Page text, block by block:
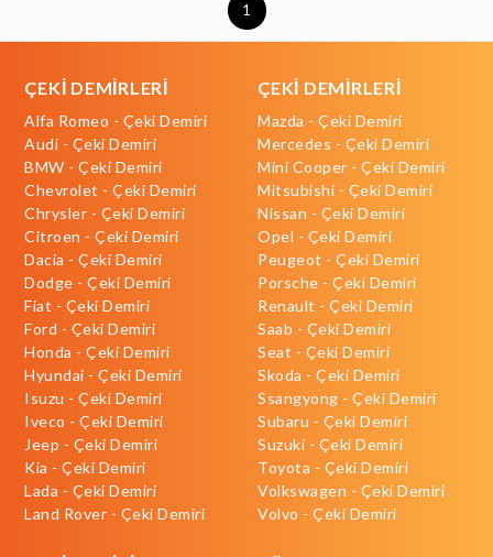
1
ÇEKİ DEMİRLERİ
Alfa Romeo - Çeki Demiri
Audi - Çeki Demiri
BMW - Çeki Demiri
Chevrolet - Çeki Demiri
Chrysler - Çeki Demiri
Citroen - Çeki Demiri
Dacia - Çeki Demiri
Dodge - Çeki Demiri
Fiat - Çeki Demiri
Ford - Çeki Demiri
Honda - Çeki Demiri
Hyundai - Çeki Demiri
Isuzu - Çeki Demiri
Iveco - Çeki Demiri
Jeep - Çeki Demiri
Kia - Çeki Demiri
Lada - Çeki Demiri
Land Rover - Çeki Demiri
ÇEKİ DEMİRLERİ
Mazda - Çeki Demiri
Mercedes - Çeki Demiri
Mini Cooper - Çeki Demiri
Mitsubishi - Çeki Demiri
Nissan - Çeki Demiri
Opel - Çeki Demiri
Peugeot - Çeki Demiri
Porsche - Çeki Demiri
Renault - Çeki Demiri
Saab - Çeki Demiri
Seat - Çeki Demiri
Skoda - Çeki Demiri
Ssangyong - Çeki Demiri
Subaru - Çeki Demiri
Suzuki - Çeki Demiri
Toyota - Çeki Demiri
Volkswagen - Çeki Demiri
Volvo - Çeki Demiri